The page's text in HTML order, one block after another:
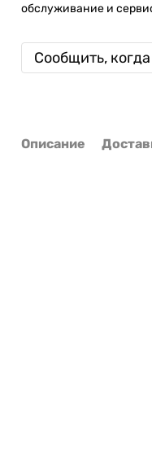
обслуживание и
Сообщить,
Описание